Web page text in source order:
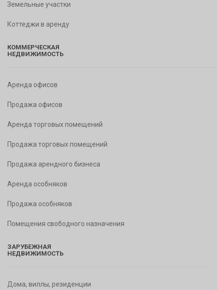
Земельные участки
Коттеджи в аренду
КОММЕРЧЕСКАЯ
НЕДВИЖИМОСТЬ
Аренда офисов
Продажа офисов
Аренда торговых помещений
Продажа торговых помещений
Продажа арендного бизнеса
Аренда особняков
Продажа особняков
Помещения свободного назначения
ЗАРУБЕЖНАЯ
НЕДВИЖИМОСТЬ
Дома, виллы, резиденции